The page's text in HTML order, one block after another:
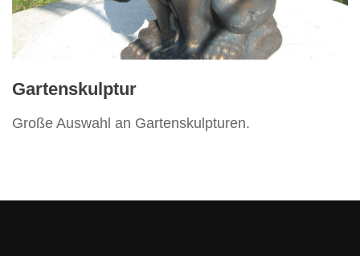
Vertikos
Gartenskulptur
Große Auswahl an Gartenskulpturen.